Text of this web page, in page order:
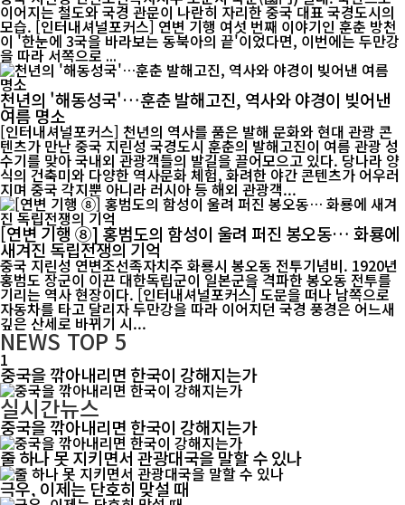
이어지는 철도와 국경 관문이 나란히 자리한 중국 대표 국경도시의
모습. [인터내셔널포커스] 연변 기행 여섯 번째 이야기인 훈춘 방천
이 '한눈에 3국을 바라보는 동북아의 끝'이었다면, 이번에는 두만강
을 따라 서쪽으로 ...
천년의 '해동성국'…훈춘 발해고진, 역사와 야경이 빚어낸
여름 명소
[인터내셔널포커스] 천년의 역사를 품은 발해 문화와 현대 관광 콘
텐츠가 만난 중국 지린성 국경도시 훈춘의 발해고진이 여름 관광 성
수기를 맞아 국내외 관광객들의 발길을 끌어모으고 있다. 당나라 양
식의 건축미와 다양한 역사문화 체험, 화려한 야간 콘텐츠가 어우러
지며 중국 각지뿐 아니라 러시아 등 해외 관광객...
[연변 기행 ⑧] 홍범도의 함성이 울려 퍼진 봉오동… 화룡에
새겨진 독립전쟁의 기억
중국 지린성 연변조선족자치주 화룡시 봉오동 전투기념비. 1920년
홍범도 장군이 이끈 대한독립군이 일본군을 격파한 봉오동 전투를
기리는 역사 현장이다. [인터내셔널포커스] 도문을 떠나 남쪽으로
자동차를 타고 달리자 두만강을 따라 이어지던 국경 풍경은 어느새
깊은 산세로 바뀌기 시...
NEWS TOP 5
1
중국을 깎아내리면 한국이 강해지는가
실시간뉴스
중국을 깎아내리면 한국이 강해지는가
줄 하나 못 지키면서 관광대국을 말할 수 있나
극우, 이제는 단호히 맞설 때